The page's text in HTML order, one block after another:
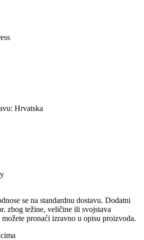
Hrvatska
se na standardnu ​​dostavu. Dodatni
zbog težine, veličine ili svojstava
pronaći izravno u opisu proizvoda.